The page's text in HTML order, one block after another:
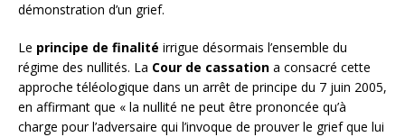
démonstration d’un grief.
Le principe de finalité irrigue désormais l’ensemble du
régime des nullités. La Cour de cassation a consacré cette
approche téléologique dans un arrêt de principe du 7 juin 2005,
en affirmant que « la nullité ne peut être prononcée qu’à
charge pour l’adversaire qui l’invoque de prouver le grief que lui